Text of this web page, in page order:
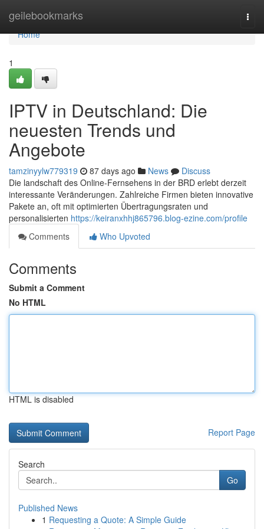
geilebookmarks
Home
Home
1
IPTV in Deutschland: Die
neuesten Trends und
Angebote
tamzinyylw779319 87 days ago News
Discuss
Die landschaft des Online-Fernsehens in der BRD erlebt derzeit
interessante Veränderungen. Zahlreiche Firmen bieten innovative
Pakete an, oft mit optimierten Übertragungsraten und
personalisierten https://keiranxhhj865796.blog-ezine.com/profile
Comments
Who Upvoted
Comments
Submit a Comment
No HTML
HTML is disabled
Report Page
Search
Go
Published News
1 Requesting a Quote: A Simple Guide